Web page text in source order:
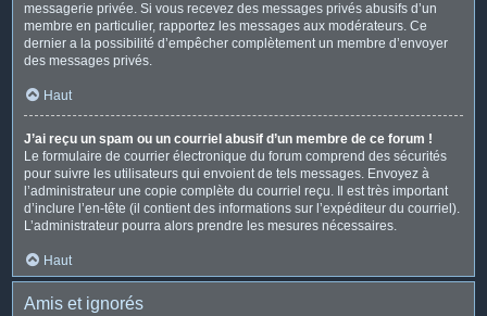
messagerie privée. Si vous recevez des messages privés abusifs d’un
membre en particulier, rapportez les messages aux modérateurs. Ce
dernier a la possibilité d’empêcher complètement un membre d’envoyer
des messages privés.
Haut
J’ai reçu un spam ou un courriel abusif d’un membre de ce forum !
Le formulaire de courrier électronique du forum comprend des sécurités
pour suivre les utilisateurs qui envoient de tels messages. Envoyez à
l’administrateur une copie complète du courriel reçu. Il est très important
d’inclure l’en-tête (il contient des informations sur l’expéditeur du courriel).
L’administrateur pourra alors prendre les mesures nécessaires.
Haut
Amis et ignorés